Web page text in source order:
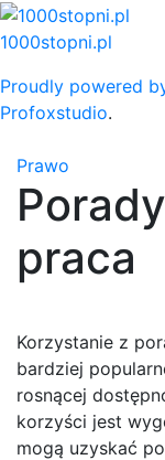
Skip
to
1000stopni.pl
Proudly powered
Profoxstudio.
Prawo
praca
Korzystanie z
bardziej
rosnącej
korzyści jest
mogą uzyskać